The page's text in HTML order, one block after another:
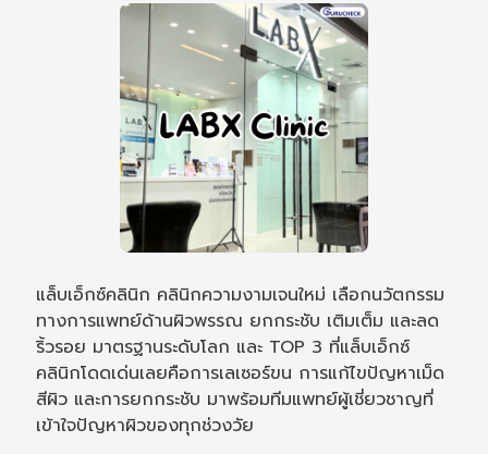
แล็บเอ็กซ์คลินิก คลินิกความงามเจนใหม่ เลือกนวัตกรรม
ทางการแพทย์ด้านผิวพรรณ ยกกระชับ เติมเต็ม และลด
ริ้วรอย มาตรฐานระดับโลก และ TOP 3 ที่แล็บเอ็กซ์
คลินิกโดดเด่นเลยคือการเลเซอร์ขน การแก้ไขปัญหาเม็ด
สีผิว และการยกกระชับ มาพร้อมทีมแพทย์ผู้เชี่ยวชาญที่
เข้าใจปัญหาผิวของทุกช่วงวัย